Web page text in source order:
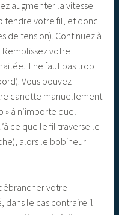
augmenter la vitesse
tendre votre fil, et donc
de tension). Continuez à
Remplissez votre
Il ne faut pas trop
Vous pouvez
canette manuellement
» à n’importe quel
ce que le fil traverse le
alors le bobineur
votre
dans le cas contraire il